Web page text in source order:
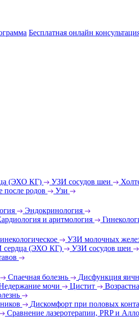
Бесплатная онлайн
(ЭХО КГ) УЗИ сосудов шеи
после родов
Узи
Эндокринология
и аритмология
УЗИ молочных
сердца (ЭХО КГ) УЗИ сосудов шеи
Спаечная болезнь Дисфункция
мочи Цистит
Дискомфорт при половых
Сравнение лазеротерапии, PRP и